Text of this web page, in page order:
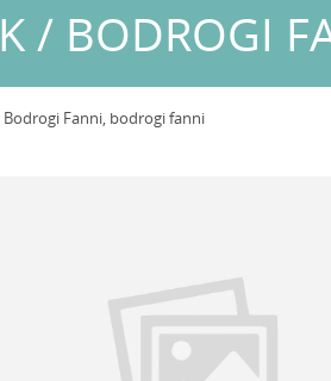
/ BODROGI
Bodrogi Fanni, bodrogi fanni